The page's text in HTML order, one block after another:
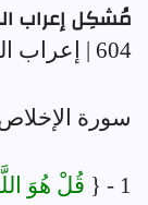
مُشكِل إعراب
604 | إعراب الصفحة رقم 604 من المصحف
سورة
1 - { قُلْ هُوَ